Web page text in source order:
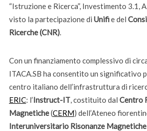
“Istruzione e Ricerca”, Investimento 3.1,
visto la partecipazione di Unifie del
Ricerche (CNR).
Con un finanziamento complessivo di
ITACA.SB ha consentito un significativo
centro italiano dell’infrastruttura di
ERIC: l’Instruct-IT, costituito dal Centro
Magnetiche(CERM) dell’Ateneo
Interuniversitario Risonanze